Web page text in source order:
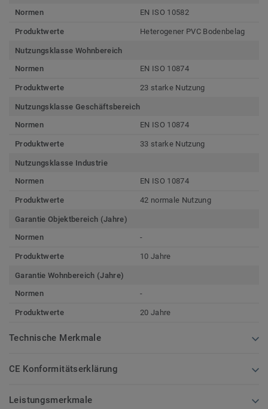
Normen
EN ISO 10582
Produktwerte Heterogener PVC Bodenbelag
Nutzungsklasse Wohnbereich
Normen
EN ISO 10874
Produktwerte 23 starke Nutzung
Nutzungsklasse Geschäftsbereich
Normen
EN ISO 10874
Produktwerte 33 starke Nutzung
Nutzungsklasse Industrie
Normen
EN ISO 10874
Produktwerte 42 normale Nutzung
Garantie Objektbereich (Jahre)
Normen
-
Produktwerte 10 Jahre
Garantie Wohnbereich (Jahre)
Normen
-
Produktwerte 20 Jahre
Technische Merkmale
CE Konformitätserklärung
Leistungsmerkmale